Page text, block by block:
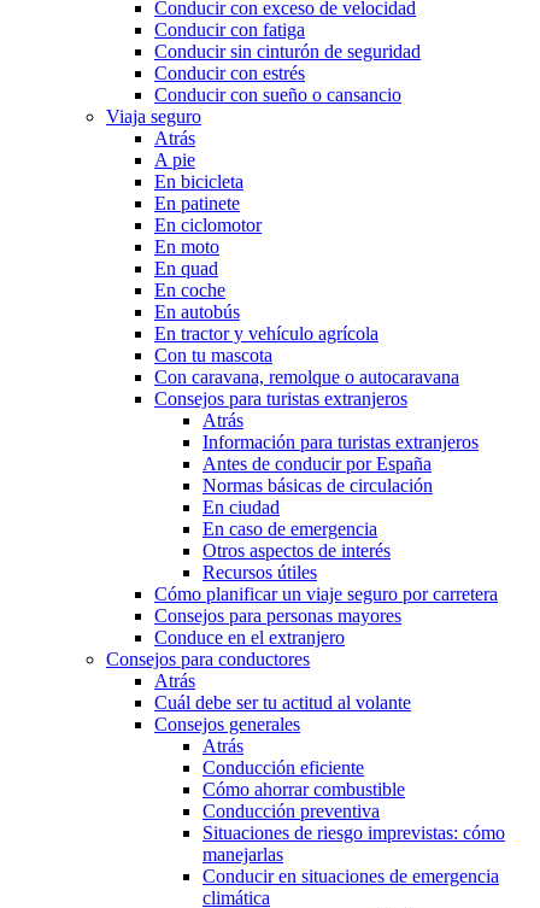
Conducir con exceso de velocidad
Conducir con fatiga
Conducir sin cinturón de seguridad
Conducir con estrés
Conducir con sueño o cansancio
Viaja seguro
Atrás
A pie
En bicicleta
En patinete
En ciclomotor
En moto
En quad
En coche
En autobús
En tractor y vehículo agrícola
Con tu mascota
Con caravana, remolque o autocaravana
Consejos para turistas extranjeros
Atrás
Información para turistas extranjeros
Antes de conducir por España
Normas básicas de circulación
En ciudad
En caso de emergencia
Otros aspectos de interés
Recursos útiles
Cómo planificar un viaje seguro por carretera
Consejos para personas mayores
Conduce en el extranjero
Consejos para conductores
Atrás
Cuál debe ser tu actitud al volante
Consejos generales
Atrás
Conducción eficiente
Cómo ahorrar combustible
Conducción preventiva
Situaciones de riesgo imprevistas: cómo
manejarlas
Conducir en situaciones de emergencia
climática